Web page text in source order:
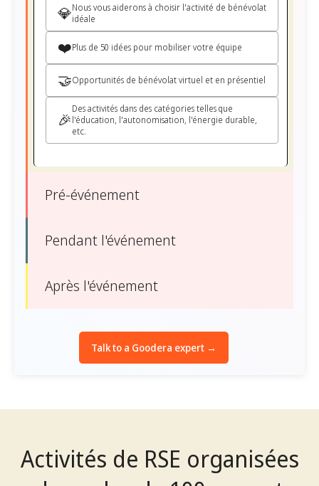
💎Nous vous aiderons à choisir l'activité de bénévolat
idéale
❤️Plus de 50 idées pour mobiliser votre équipe
🤝Opportunités de bénévolat virtuel et en présentiel
🎉
Des activités dans des catégories telles que
l'éducation, l'autonomisation, l'énergie durable,
etc.
Pré-événement
Pendant l'événement
Après l'événement
Talk to a Goodera expert →
Activités de RSE organisées